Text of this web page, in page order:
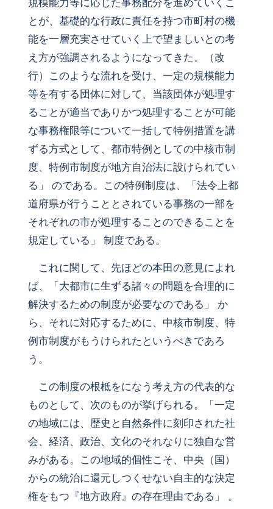
規模能力等に応じた事務配分を進めていくこ
とが、基礎的な行政に責任を持つ市町村の機
能を一層充実させていく上で望ましいとの考
え方が強調されるようになってきた。（改
行）このような流れを受け、一定の規模能力
等を有する団体に対して、当該団体が処理す
ることが適当でありかつ処理することが可能
な事務権限等について一括して特例措置を講
ずる方式として、都市特例としての中核市制
度、特例市制度が地方自治法に設けられてい
る」 のである。この特例制度は、「法令上都
道府県が行うこととされている事務の一部を
それぞれの市が処理することのできることを
規定している」 制度である。
これに関して、先ほどの本田の意見によれ
ば、「大都市に生ずる諸々の問題を合理的に
解決するための制度が必要なのである」 か
ら、それに対応するために、中核市制度、特
例市制度がもうけられたというべきであろ
う。
この制度の根柢をになう考え方の代表的な
ものとして、次のものが挙げられる。「一定
の地域には、歴史と自然条件に刻印された社
会、経済、政治、文化のそれなりに独自な営
みがある。この地域的個性こそ、中央（国）
からの統治に還元しつくせない自主的な決定
権をもつ『地方政府』の存在理由である」 。